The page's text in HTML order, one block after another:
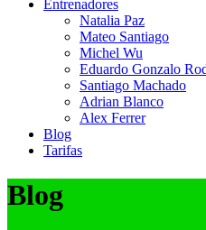
Entrenadores
Natalia Paz
Mateo Santiago
Michel Wu
Eduardo Gonzalo
Santiago Machado
Adrian Blanco
Alex Ferrer
Blog
Tarifas
Blog